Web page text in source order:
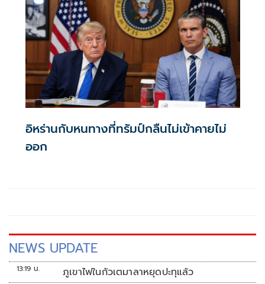
อิหร่านกับหนทางที่ทรัมป์กลืนไม่เข้าคายไม่
ออก
NEWS UPDATE
13:19 น. ภูเขาไฟในกัวเตมาลาหยุดปะทุแล้ว